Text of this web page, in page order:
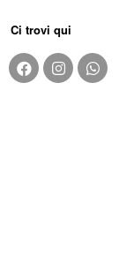
Ci trovi qui